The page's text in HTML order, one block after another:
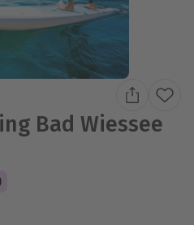
Bad Wiessee